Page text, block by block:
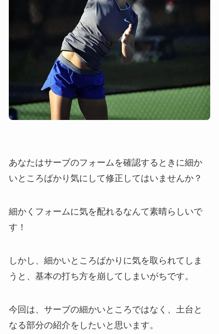
あなたはサーブのフォームを確認するときに細か
いところばかり気にして修正してはいませんか？
細かくフォームに気を配れるなんて素晴らしいで
す！
しかし、細かいところばかりに気を取られてしま
うと、基本の打ち方を崩してしまいがちです。
今回は、サーブの細かいところではなく、土台と
なる部分の紹介をしたいと思います。